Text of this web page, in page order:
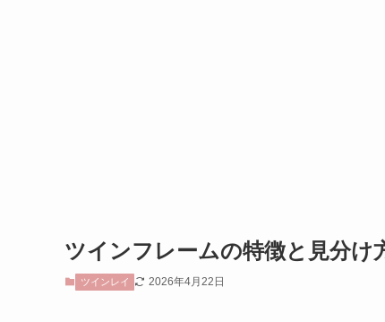
ツインフレームの特徴と見分け
ツインレイ 2026年4月22日